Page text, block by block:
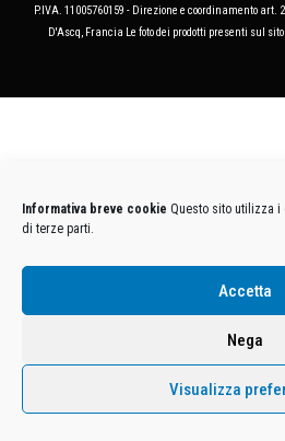
Informativa breve cookie Questo sito utilizza i
di terze parti.
Accetta
Nega
Visualizza
P.IVA. 11005760159 - Direzione e coordinamento art.
D'Ascq, Francia Le foto dei prodotti presenti sul